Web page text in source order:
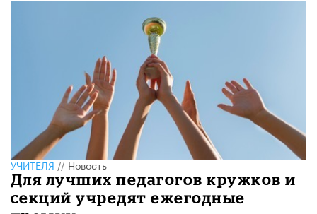
УЧИТЕЛЯ//Новость
Для лучших педагогов кружков и
секций учредят ежегодные